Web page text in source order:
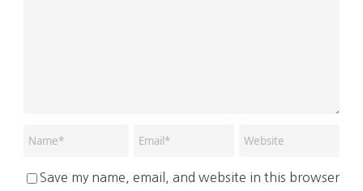
Save my name, email, and website in this browser